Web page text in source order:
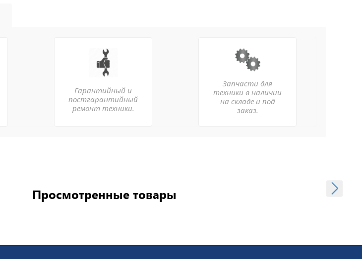
Гарантийный и
постгарантийный
ремонт техники.
Запчасти для
техники в наличии
на складе и под
заказ.
Просмотренные товары